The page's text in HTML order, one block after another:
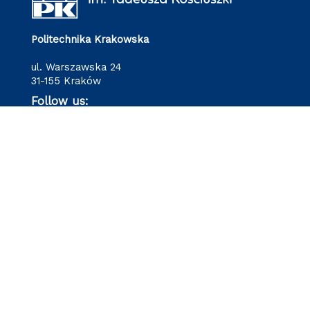
Politechnika Krakowska
ul. Warszawska 24
31-155 Kraków
Follow us: